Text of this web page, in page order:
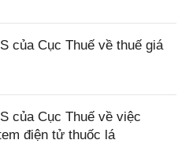
của Cục Thuế về thuế giá
của Cục Thuế về việc
điện tử thuốc lá